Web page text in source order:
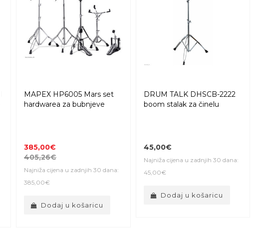
MAPEX HP6005 Mars set
hardwarea za bubnjeve
385,00€
405,26€
Najniža cijena u zadnjih 30 dana:
385,00€
Dodaj u košaricu
DRUM TALK DHSCB-2222
boom stalak za činelu
45,00€
Najniža cijena u zadnjih 30 dana:
45,00€
Dodaj u košaricu